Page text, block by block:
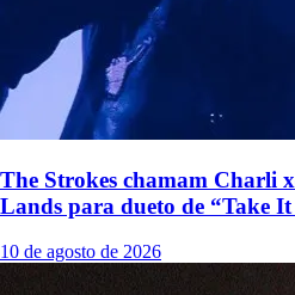
The Strokes chamam Charli
Lands para dueto de “Take
10 de agosto de 2026